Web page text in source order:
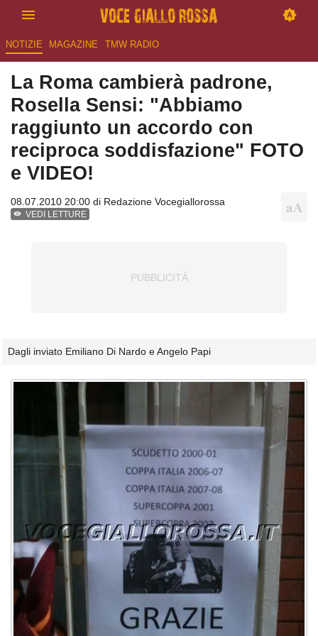
NOTIZIE MAGAZINE TMW RADIO
La Roma cambierà padrone,
Rosella Sensi: "Abbiamo
raggiunto un accordo con
reciproca soddisfazione" FOTO
e VIDEO!
08.07.2010 20:00 di Redazione Vocegiallorossa
VEDI LETTURE
Dagli inviato Emiliano Di Nardo e Angelo Papi